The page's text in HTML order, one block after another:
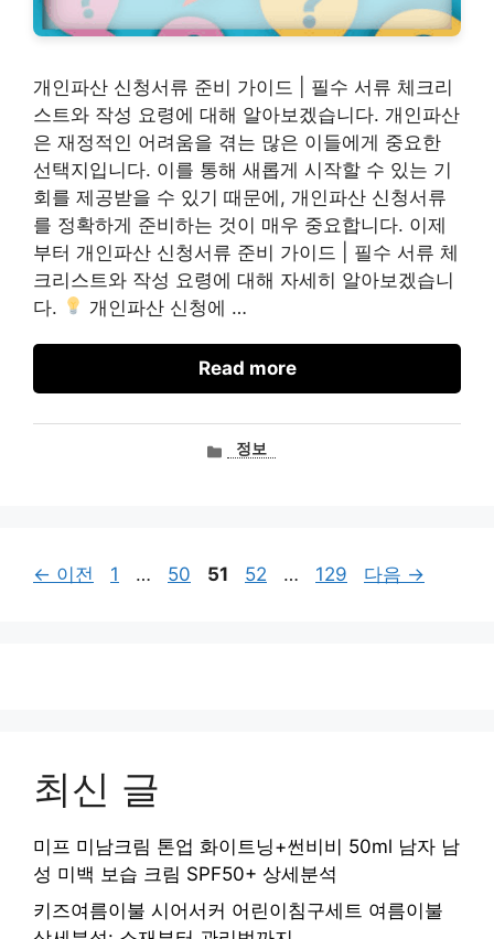
개인파산 신청서류 준비 가이드 | 필수 서류 체크리
스트와 작성 요령에 대해 알아보겠습니다. 개인파산
은 재정적인 어려움을 겪는 많은 이들에게 중요한
선택지입니다. 이를 통해 새롭게 시작할 수 있는 기
회를 제공받을 수 있기 때문에, 개인파산 신청서류
를 정확하게 준비하는 것이 매우 중요합니다. 이제
부터 개인파산 신청서류 준비 가이드 | 필수 서류 체
크리스트와 작성 요령에 대해 자세히 알아보겠습니
다.
개인파산 신청에 …
Read more
카정보
← 이전
페
1 …
페
50
페
51
페
52 …
페
129 다음 →
최신 글
미프 미남크림 톤업 화이트닝+썬비비 50ml 남자 남
성 미백 보습 크림 SPF50+ 상세분석
키즈여름이불 시어서커 어린이침구세트 여름이불